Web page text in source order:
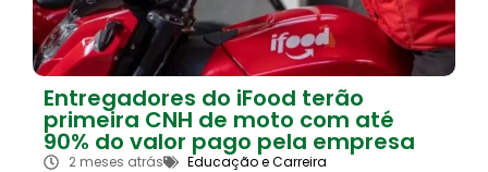
Entregadores do iFood terão
primeira CNH de moto com até
90% do valor pago pela empresa
2 meses atrás Educação e Carreira